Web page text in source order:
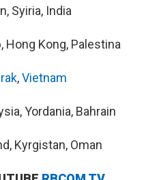
Syiria, India
Hong Kong, Palestina
,Vietnam
Yordania, Bahrain
Kyrgistan, Oman